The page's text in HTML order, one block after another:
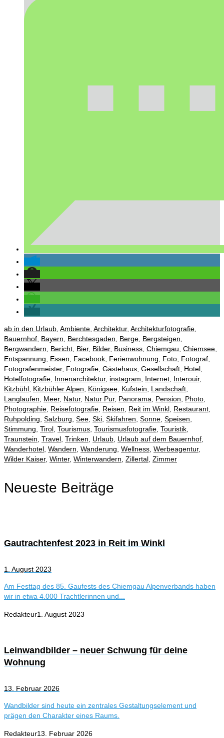
ab in den Urlaub Ambiente Architektur, Architekturfotografie
Bauernhof Bayern Berchtesgaden Berge Bergsteigen
Bergwandern
Bericht Bier, Bilder, Business Chiemgau Chiemsee
Entspannung
Essen Facebook Ferienwohnung Foto Fotograf
Fotografenmeister, Fotografie Gästehaus Gesellschaft Hotel
Hotelfotografie Innenarchitektur, instagram Internet Interouir,
Kitzbühl Kitzbühler Alpen Königsee Kufstein Landschaft
Langlaufen
Meer, Natur, Natur Pur, Panorama Pension Photo
Photographie Reisefotografie Reisen Reit im Winkl Restaurant
Ruhpolding Salzburg See Ski Skifahren Sonne Speisen
Stimmung Tirol Tourismus Tourismusfotografie Touristik
Traunstein Travel Trinken Urlaub Urlaub auf dem Bauernhof
Wanderhotel Wandern Wanderung Wellness Werbeagentur,
Wilder Kaiser, Winter, Winterwandern Zillertal Zimmer
Neueste Beiträge
Gautrachtenfest 2023 in Reit im Winkl
1. August 2023
Am Festtag des 85. Gaufests des Chiemgau Alpenverbands haben
wir in etwa 4.000 Trachtlerinnen und...
Redakteur1. August 2023
Leinwandbilder – neuer Schwung für deine
Wohnung
13. Februar 2026
Wandbilder sind heute ein zentrales Gestaltungselement und
prägen den Charakter eines Raums.
Redakteur13. Februar 2026